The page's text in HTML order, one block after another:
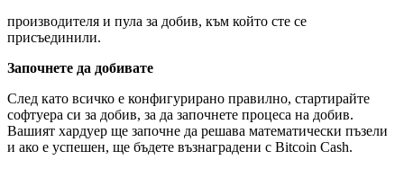
производителя и пула за добив, към който сте се
присъединили.
Започнете да добивате
След като всичко е конфигурирано правилно, стартирайте
софтуера си за добив, за да започнете процеса на добив.
Вашият хардуер ще започне да решава математически пъзели
и ако е успешен, ще бъдете възнаградени с Bitcoin Cash.